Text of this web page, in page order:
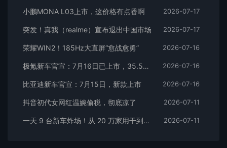
小鹏MONA L03上市，这价格有点香啊 2026-07-17
突发！真我（realme）宣布退出中国市场 2026-07-17
荣耀WIN2！185Hz大直屏“愈战愈勇” 2026-07-16
极氪新车官宣：7月16日已上市，35.5万元起 2026-07-16
比亚迪新车官宣：7月15日，新款上市 2026-07-16
抖音初代女网红温婉偷税，彻底凉了 2026-07-11
一天 9 台新车炸场！从 20 万家用干到千万超跑，全价位全覆盖 2026-07-11